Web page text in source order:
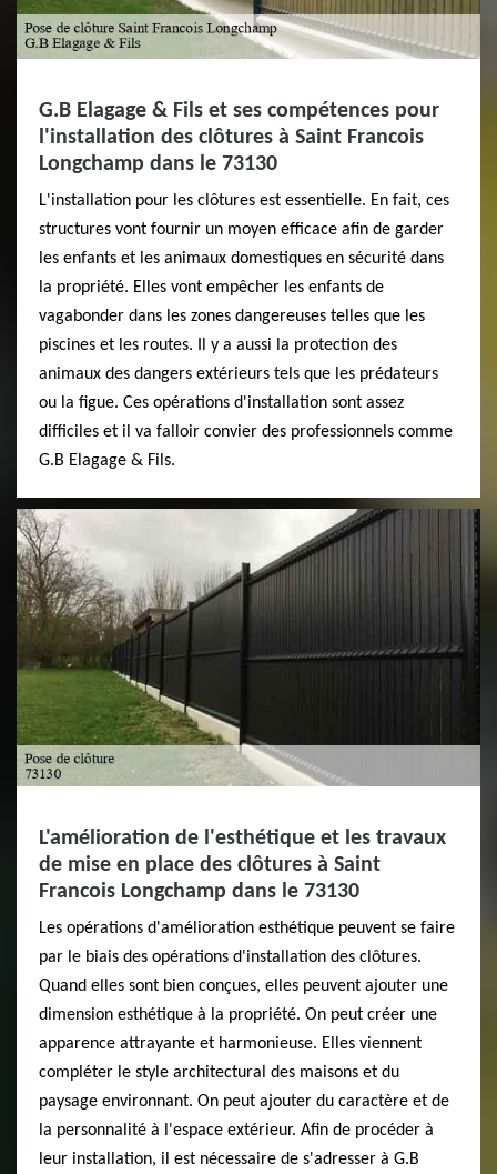
G.B Elagage & Fils et ses compétences pour
l'installation des clôtures à Saint Francois
Longchamp dans le 73130
L'installation pour les clôtures est essentielle. En fait, ces
structures vont fournir un moyen efficace afin de garder
les enfants et les animaux domestiques en sécurité dans
la propriété. Elles vont empêcher les enfants de
vagabonder dans les zones dangereuses telles que les
piscines et les routes. Il y a aussi la protection des
animaux des dangers extérieurs tels que les prédateurs
ou la figue. Ces opérations d'installation sont assez
difficiles et il va falloir convier des professionnels comme
G.B Elagage & Fils.
L'amélioration de l'esthétique et les travaux
de mise en place des clôtures à Saint
Francois Longchamp dans le 73130
Les opérations d'amélioration esthétique peuvent se faire
par le biais des opérations d'installation des clôtures.
Quand elles sont bien conçues, elles peuvent ajouter une
dimension esthétique à la propriété. On peut créer une
apparence attrayante et harmonieuse. Elles viennent
compléter le style architectural des maisons et du
paysage environnant. On peut ajouter du caractère et de
la personnalité à l'espace extérieur. Afin de procéder à
leur installation, il est nécessaire de s'adresser à G.B